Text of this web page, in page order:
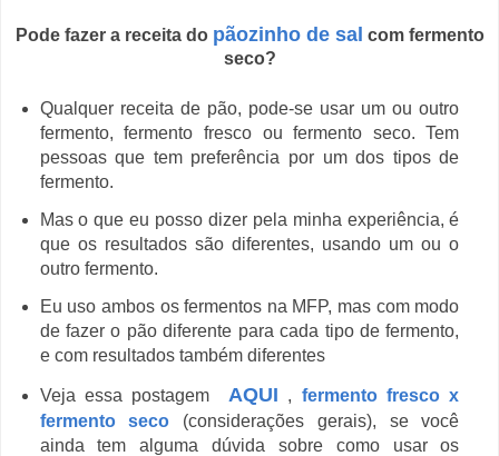
Pode fazer a receita do pãozinho de sal com fermento
seco?
Qualquer receita de pão, pode-se usar um ou outro
fermento, fermento fresco ou fermento seco. Tem
pessoas que tem preferência por um dos tipos de
fermento.
Mas o que eu posso dizer pela minha experiência, é
que os resultados são diferentes, usando um ou o
outro fermento.
Eu uso ambos os fermentos na MFP, mas com modo
de fazer o pão diferente para cada tipo de fermento,
e com resultados também diferentes
Veja essa postagem AQUI , fermento fresco x
fermento seco (considerações gerais), se você
ainda tem alguma dúvida sobre como usar os